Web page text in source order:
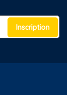
Inscription